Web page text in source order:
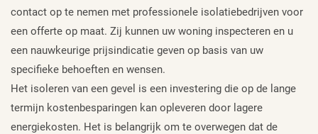
contact op te nemen met professionele isolatiebedrijven voor
een offerte op maat. Zij kunnen uw woning inspecteren en u
een nauwkeurige prijsindicatie geven op basis van uw
specifieke behoeften en wensen.
Het isoleren van een gevel is een investering die op de lange
termijn kostenbesparingen kan opleveren door lagere
energiekosten. Het is belangrijk om te overwegen dat de